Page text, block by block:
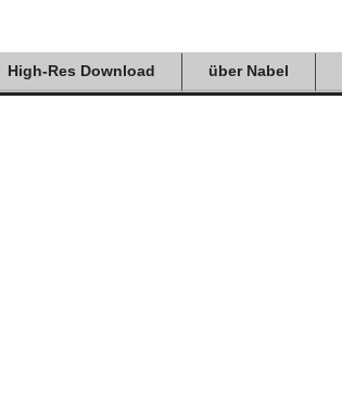
High-Res Download über Nabel